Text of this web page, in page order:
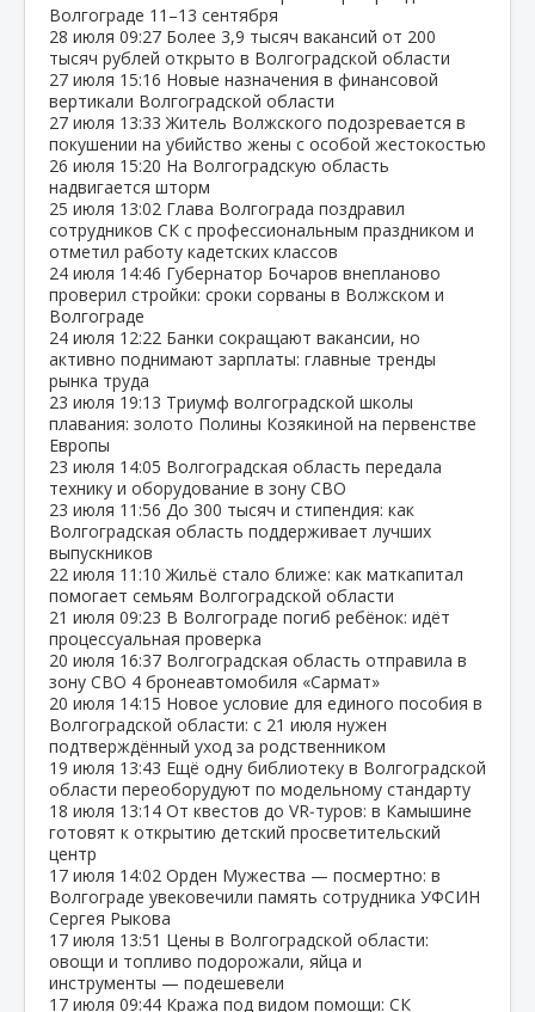
Волгограде 11–13 сентября
28 июля 09:27 Более 3,9 тысяч вакансий от 200
тысяч рублей открыто в Волгоградской области
27 июля 15:16 Новые назначения в финансовой
вертикали Волгоградской области
27 июля 13:33 Житель Волжского подозревается в
покушении на убийство жены с особой жестокостью
26 июля 15:20 На Волгоградскую область
надвигается шторм
25 июля 13:02 Глава Волгограда поздравил
сотрудников СК с профессиональным праздником и
отметил работу кадетских классов
24 июля 14:46 Губернатор Бочаров внепланово
проверил стройки: сроки сорваны в Волжском и
Волгограде
24 июля 12:22 Банки сокращают вакансии, но
активно поднимают зарплаты: главные тренды
рынка труда
23 июля 19:13 Триумф волгоградской школы
плавания: золото Полины Козякиной на первенстве
Европы
23 июля 14:05 Волгоградская область передала
технику и оборудование в зону СВО
23 июля 11:56 До 300 тысяч и стипендия: как
Волгоградская область поддерживает лучших
выпускников
22 июля 11:10 Жильё стало ближе: как маткапитал
помогает семьям Волгоградской области
21 июля 09:23 В Волгограде погиб ребёнок: идёт
процессуальная проверка
20 июля 16:37 Волгоградская область отправила в
зону СВО 4 бронеавтомобиля «Сармат»
20 июля 14:15 Новое условие для единого пособия в
Волгоградской области: с 21 июля нужен
подтверждённый уход за родственником
19 июля 13:43 Ещё одну библиотеку в Волгоградской
области переоборудуют по модельному стандарту
18 июля 13:14 От квестов до VR‑туров: в Камышине
готовят к открытию детский просветительский
центр
17 июля 14:02 Орден Мужества — посмертно: в
Волгограде увековечили память сотрудника УФСИН
Сергея Рыкова
17 июля 13:51 Цены в Волгоградской области:
овощи и топливо подорожали, яйца и
инструменты — подешевели
17 июля 09:44 Кража под видом помощи: СК